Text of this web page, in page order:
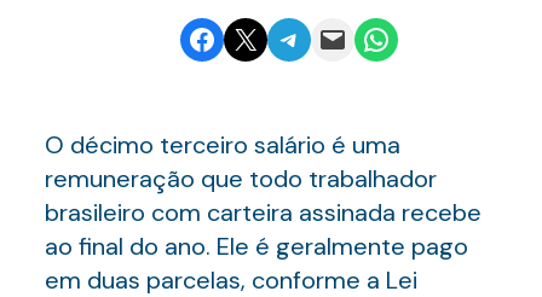
Share on Facebook
Email this PageShare on Telegram
Email this PageShare on WhatsApp
O décimo terceiro salário é uma
remuneração que todo trabalhador
brasileiro com carteira assinada recebe
ao final do ano. Ele é geralmente pago
em duas parcelas, conforme a Lei